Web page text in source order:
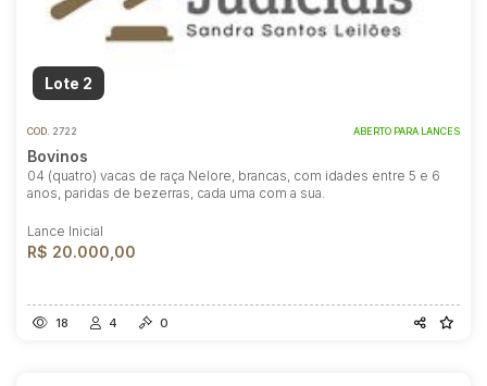
Lote 2
COD. 2722 ABERTO PARA LANCES
Bovinos
04 (quatro) vacas de raça Nelore, brancas, com idades entre 5 e 6
anos, paridas de bezerras, cada uma com a sua.
Lance Inicial
R$ 20.000,00
18 4 0